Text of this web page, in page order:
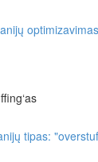
tipas: